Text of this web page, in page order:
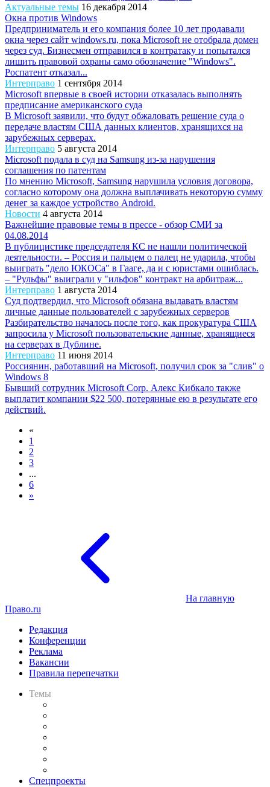
Актуальные темы 16 декабря 2014
Окна против Windows
Предприниматель и его компания более 10 лет продавали
окна через сайт windows.ru, пока Microsoft не отобрала домен
через суд. Бизнесмен отправился в контратаку и попытался
лишить правовой охраны само обозначение "Windows".
Роспатент отказал...
Интерправо 1 сентября 2014
Microsoft впервые в своей истории отказалась выполнять
предписание американского суда
В Microsoft заявили, что будут обжаловать решение суда о
передаче властям США данных клиентов, хранящихся на
зарубежных серверах.
Интерправо 5 августа 2014
Microsoft подала в суд на Samsung из-за нарушения
соглашения по патентам
По мнению Microsoft, Samsung нарушила условия договора,
согласно которому она должна выплачивать некоторую сумму
денег за каждое устройство Android.
Новости 4 августа 2014
Важнейшие правовые темы в прессе - обзор СМИ за
04.08.2014
В публицистике председателя КС не нашли политической
деятельности. – Россия и пальцем о палец не ударила, чтобы
выиграть "дело ЮКОСа" в Гааге, да и с юристами ошиблась.
– "Рульфы" выиграли у "ильфов" контракт на арбитраж...
Интерправо 1 августа 2014
Суд подтвердил, что Microsoft обязана выдавать властям
личные данные пользователей с зарубежных серверов
Разбирательство началось после того, как прокуратура США
запросила у Microsoft пользовательские данные, хранящиеся
на серверах в Дублине.
Интерправо 11 июня 2014
Россиянин, работавший на Microsoft, получил срок за "слив" о
Windows 8
Бывший сотрудник Microsoft Corp. Алекс Кибкало также
выплатит компании $22 500, потерянные ею в результате его
действий.
«
1
2
3
...
6
»
На главную
Право.ru
Редакция
Конференции
Реклама
Вакансии
Правила перепечатки
Темы
Спецпроекты